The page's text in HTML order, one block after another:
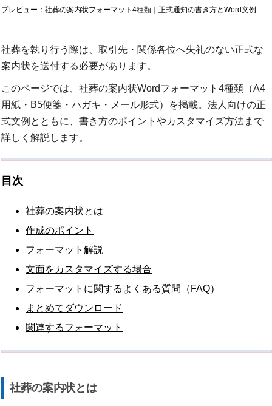
プレビュー：社葬の案内状フォーマット4種類｜正式通知の書き方とWord文例
社葬を執り行う際は、取引先・関係各位へ失礼のない正式な
案内状を送付する必要があります。
このページでは、社葬の案内状Wordフォーマット4種類（A4
用紙・B5便箋・ハガキ・メール形式）を掲載。法人向けの正
式文例とともに、書き方のポイントやカスタマイズ方法まで
詳しく解説します。
目次
社葬の案内状とは
作成のポイント
フォーマット解説
文面をカスタマイズする場合
フォーマットに関するよくある質問（FAQ）
まとめてダウンロード
関連するフォーマット
社葬の案内状とは